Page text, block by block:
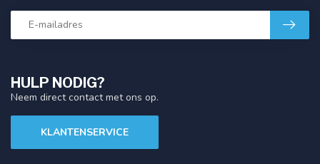
HULP NODIG?
Neem direct contact met ons op.
KLANTENSERVICE